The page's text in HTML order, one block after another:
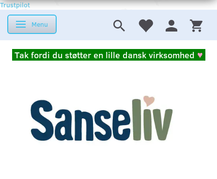
Trustpilot
Skifte navigation
Menu
Tak fordi du støtter en lille dansk virksomhed ♥